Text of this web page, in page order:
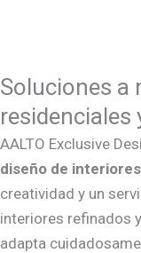
Soluciones a
residenciales
AALTO Exclusive
diseño de interiores
creatividad y un
interiores refinados
adapta